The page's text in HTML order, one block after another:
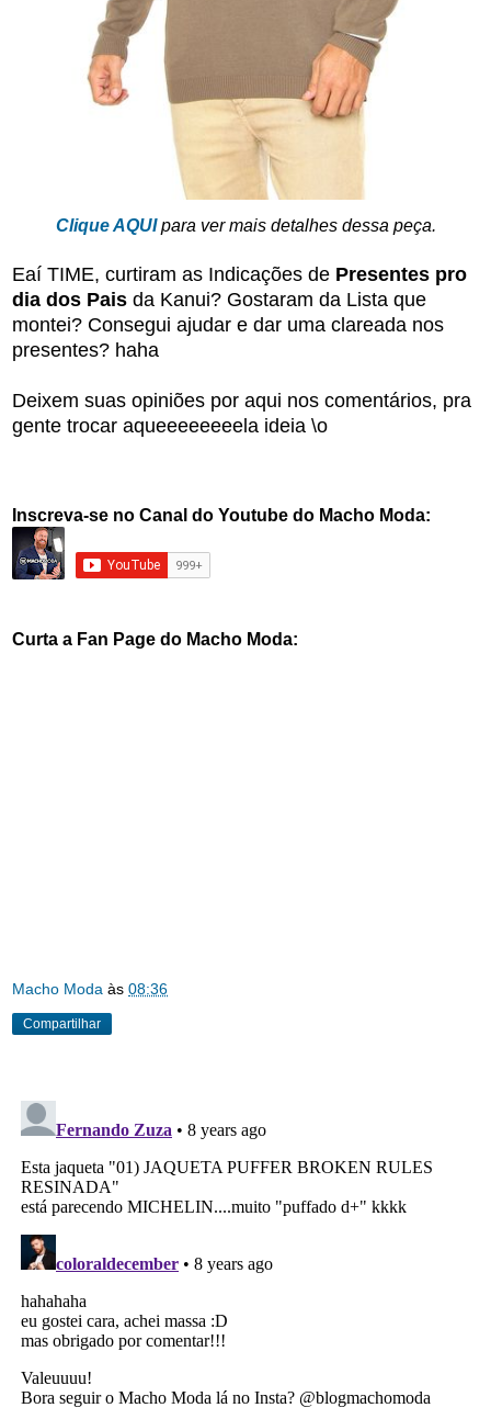
Clique AQUIpara ver mais detalhes dessa peça.
Eaí TIME, curtiram as Indicações de Presentes pro
dia dos Pais da Kanui? Gostaram da Lista que
montei? Consegui ajudar e dar uma clareada nos
presentes? haha
Deixem suas opiniões por aqui nos comentários, pra
gente trocar aqueeeeeeeela ideia \o
Inscreva-se no Canal do Youtube do Macho Moda:
Curta a Fan Page do Macho Moda:
Macho Moda às 08:36
Compartilhar